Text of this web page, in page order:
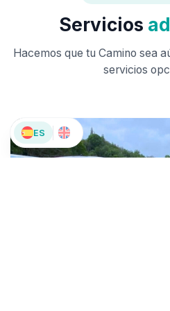
Servicios
Hacemos que tu Camino sea
servicios
ES